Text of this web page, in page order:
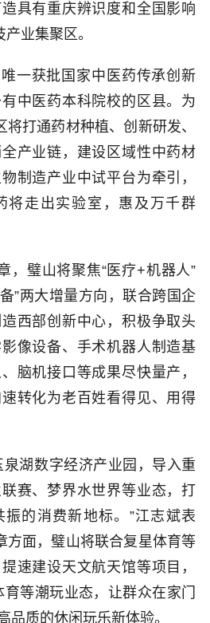
具有重庆辨识度和全国影响
业集聚区。
一获批国家中医药传承创新
中医药本科院校的区县。为
将打通药材种植、创新研发、
产业链，建设区域性中药材
制造产业中试平台为牵引，
将走出实验室，惠及万千群
，璧山将聚焦“医疗+机器人”
”两大增量方向，联合跨国企
西部创新中心，积极争取头
像设备、手术机器人制造基
脑机接口等成果尽快量产，
转化为老百姓看得见、用得
泉湖数字经济产业园，导入重
赛、梦界水世界等业态，打
的消费新地标。”江志斌表
方面，璧山将联合复星体育等
速建设天文航天馆等项目，
等潮玩业态，让群众在家门
品质的休闲玩乐新体验。